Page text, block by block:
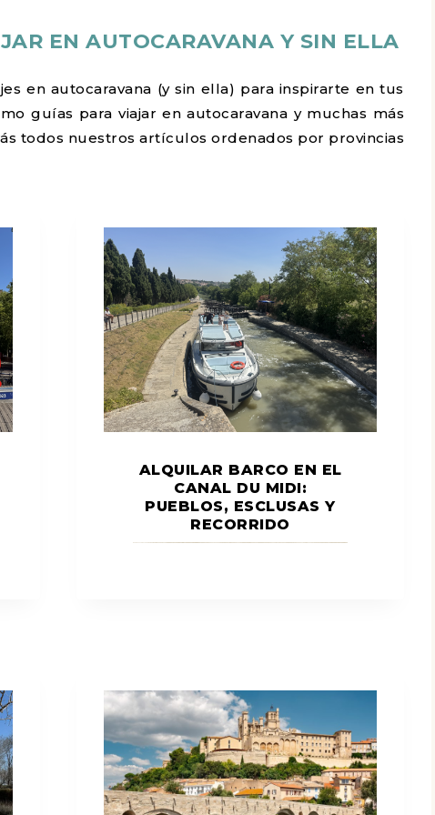
EN AUTOCARAVANA Y SIN ELLA
en autocaravana (y sin ella) para inspirarte en tus
guías para viajar en autocaravana y muchas más
todos nuestros artículos ordenados por provincias
ALQUILAR BARCO EN EL
CANAL DU MIDI:
PUEBLOS, ESCLUSAS Y
RECORRIDO